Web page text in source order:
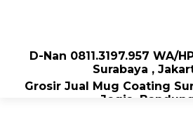
D-Nan 0811.3197.957 WA/
Surabaya ,
Grosir Jual Mug Coating
Jogja,